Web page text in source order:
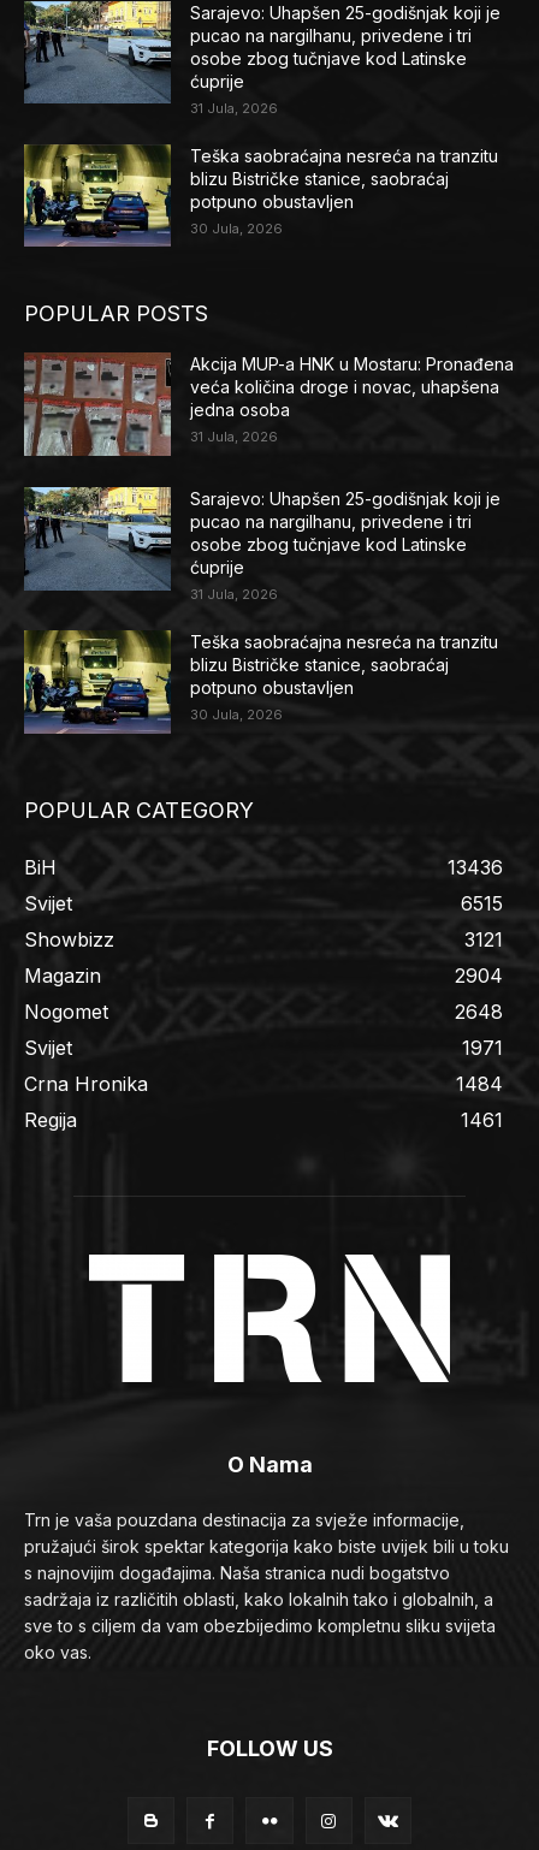
Sarajevo: Uhapšen 25-godišnjak koji je
pucao na nargilhanu, privedene i tri
osobe zbog tučnjave kod Latinske
ćuprije
31 Jula, 2026
Teška saobraćajna nesreća na tranzitu
blizu Bistričke stanice, saobraćaj
potpuno obustavljen
30 Jula, 2026
POPULAR POSTS
Akcija MUP-a HNK u Mostaru: Pronađena
veća količina droge i novac, uhapšena
jedna osoba
31 Jula, 2026
Sarajevo: Uhapšen 25-godišnjak koji je
pucao na nargilhanu, privedene i tri
osobe zbog tučnjave kod Latinske
ćuprije
31 Jula, 2026
Teška saobraćajna nesreća na tranzitu
blizu Bistričke stanice, saobraćaj
potpuno obustavljen
30 Jula, 2026
POPULAR CATEGORY
BiH
13436
Svijet
6515
Showbizz
3121
Magazin
2904
Nogomet
2648
Svijet
1971
Crna Hronika
1484
Regija
1461
O Nama
Trn je vaša pouzdana destinacija za svježe informacije,
pružajući širok spektar kategorija kako biste uvijek bili u toku
s najnovijim događajima. Naša stranica nudi bogatstvo
sadržaja iz različitih oblasti, kako lokalnih tako i globalnih, a
sve to s ciljem da vam obezbijedimo kompletnu sliku svijeta
oko vas.
FOLLOW US